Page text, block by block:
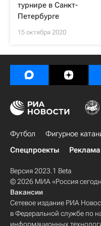
турнире в Санкт-
Петербурге
15 октября 2020
Футбол Фигурное
Спецпроекты
Реклама
Версия 2023.1 Beta
© 2026 МИА «Россия
Вакансии
Сетевое издание РИА
в Федеральной службе по
информационных